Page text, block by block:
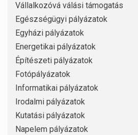
Vállalkozóvá válási támogatás
Egészségügyi pályázatok
Egyházi pályázatok
Energetikai pályázatok
Építészeti pályázatok
Fotópályázatok
Informatikai pályázatok
Irodalmi pályázatok
Kutatási pályázatok
Napelem pályázatok